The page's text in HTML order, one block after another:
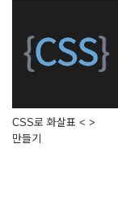
CSS로 화살표 < >
만들기